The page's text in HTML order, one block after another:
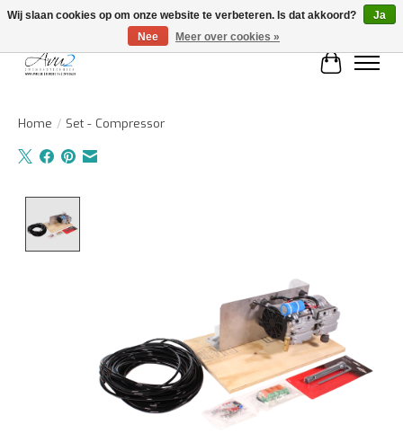
Home / Set - Compressor
Wij slaan cookies op om onze website te verbeteren. Is dat akkoord?
Ja
Nee
Meer over cookies »